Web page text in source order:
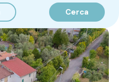
Cerca